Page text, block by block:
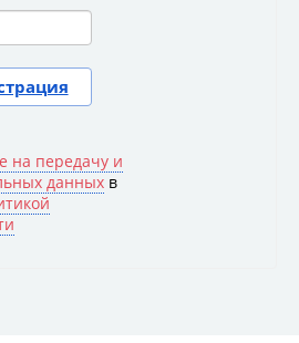
на передачу и
данных в